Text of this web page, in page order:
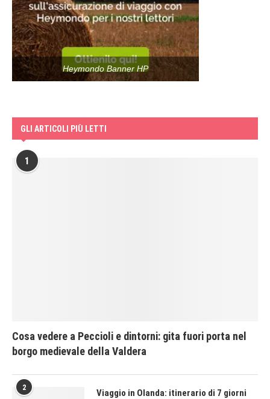
Heymondo Banner HP
GLI ARTICOLI PIÙ LETTI
1
Cosa vedere a Peccioli e dintorni: gita fuori porta nel
borgo medievale della Valdera
2
Viaggio in Olanda: itinerario di 7 giorni